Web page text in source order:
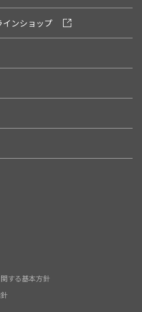
インショップ
する基本方針